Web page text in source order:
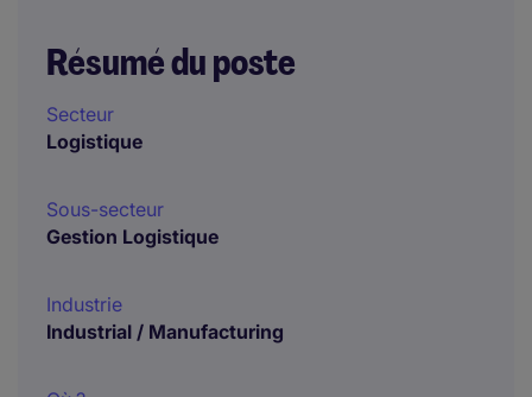
Résumé du poste
Secteur
Logistique
Sous-secteur
Gestion Logistique
Industrie
Industrial / Manufacturing